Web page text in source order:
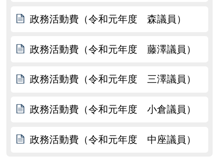
政務活動費（令和元年度 森議員）
政務活動費（令和元年度 藤澤議員）
政務活動費（令和元年度 三澤議員）
政務活動費（令和元年度 小倉議員）
政務活動費（令和元年度 中座議員）